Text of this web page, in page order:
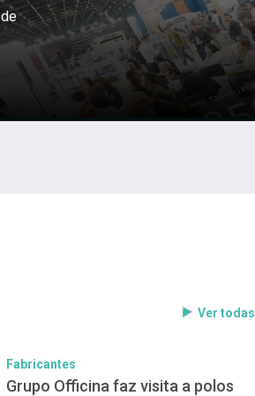
Ver todas
Fabricantes
Grupo Officina faz visita a polos